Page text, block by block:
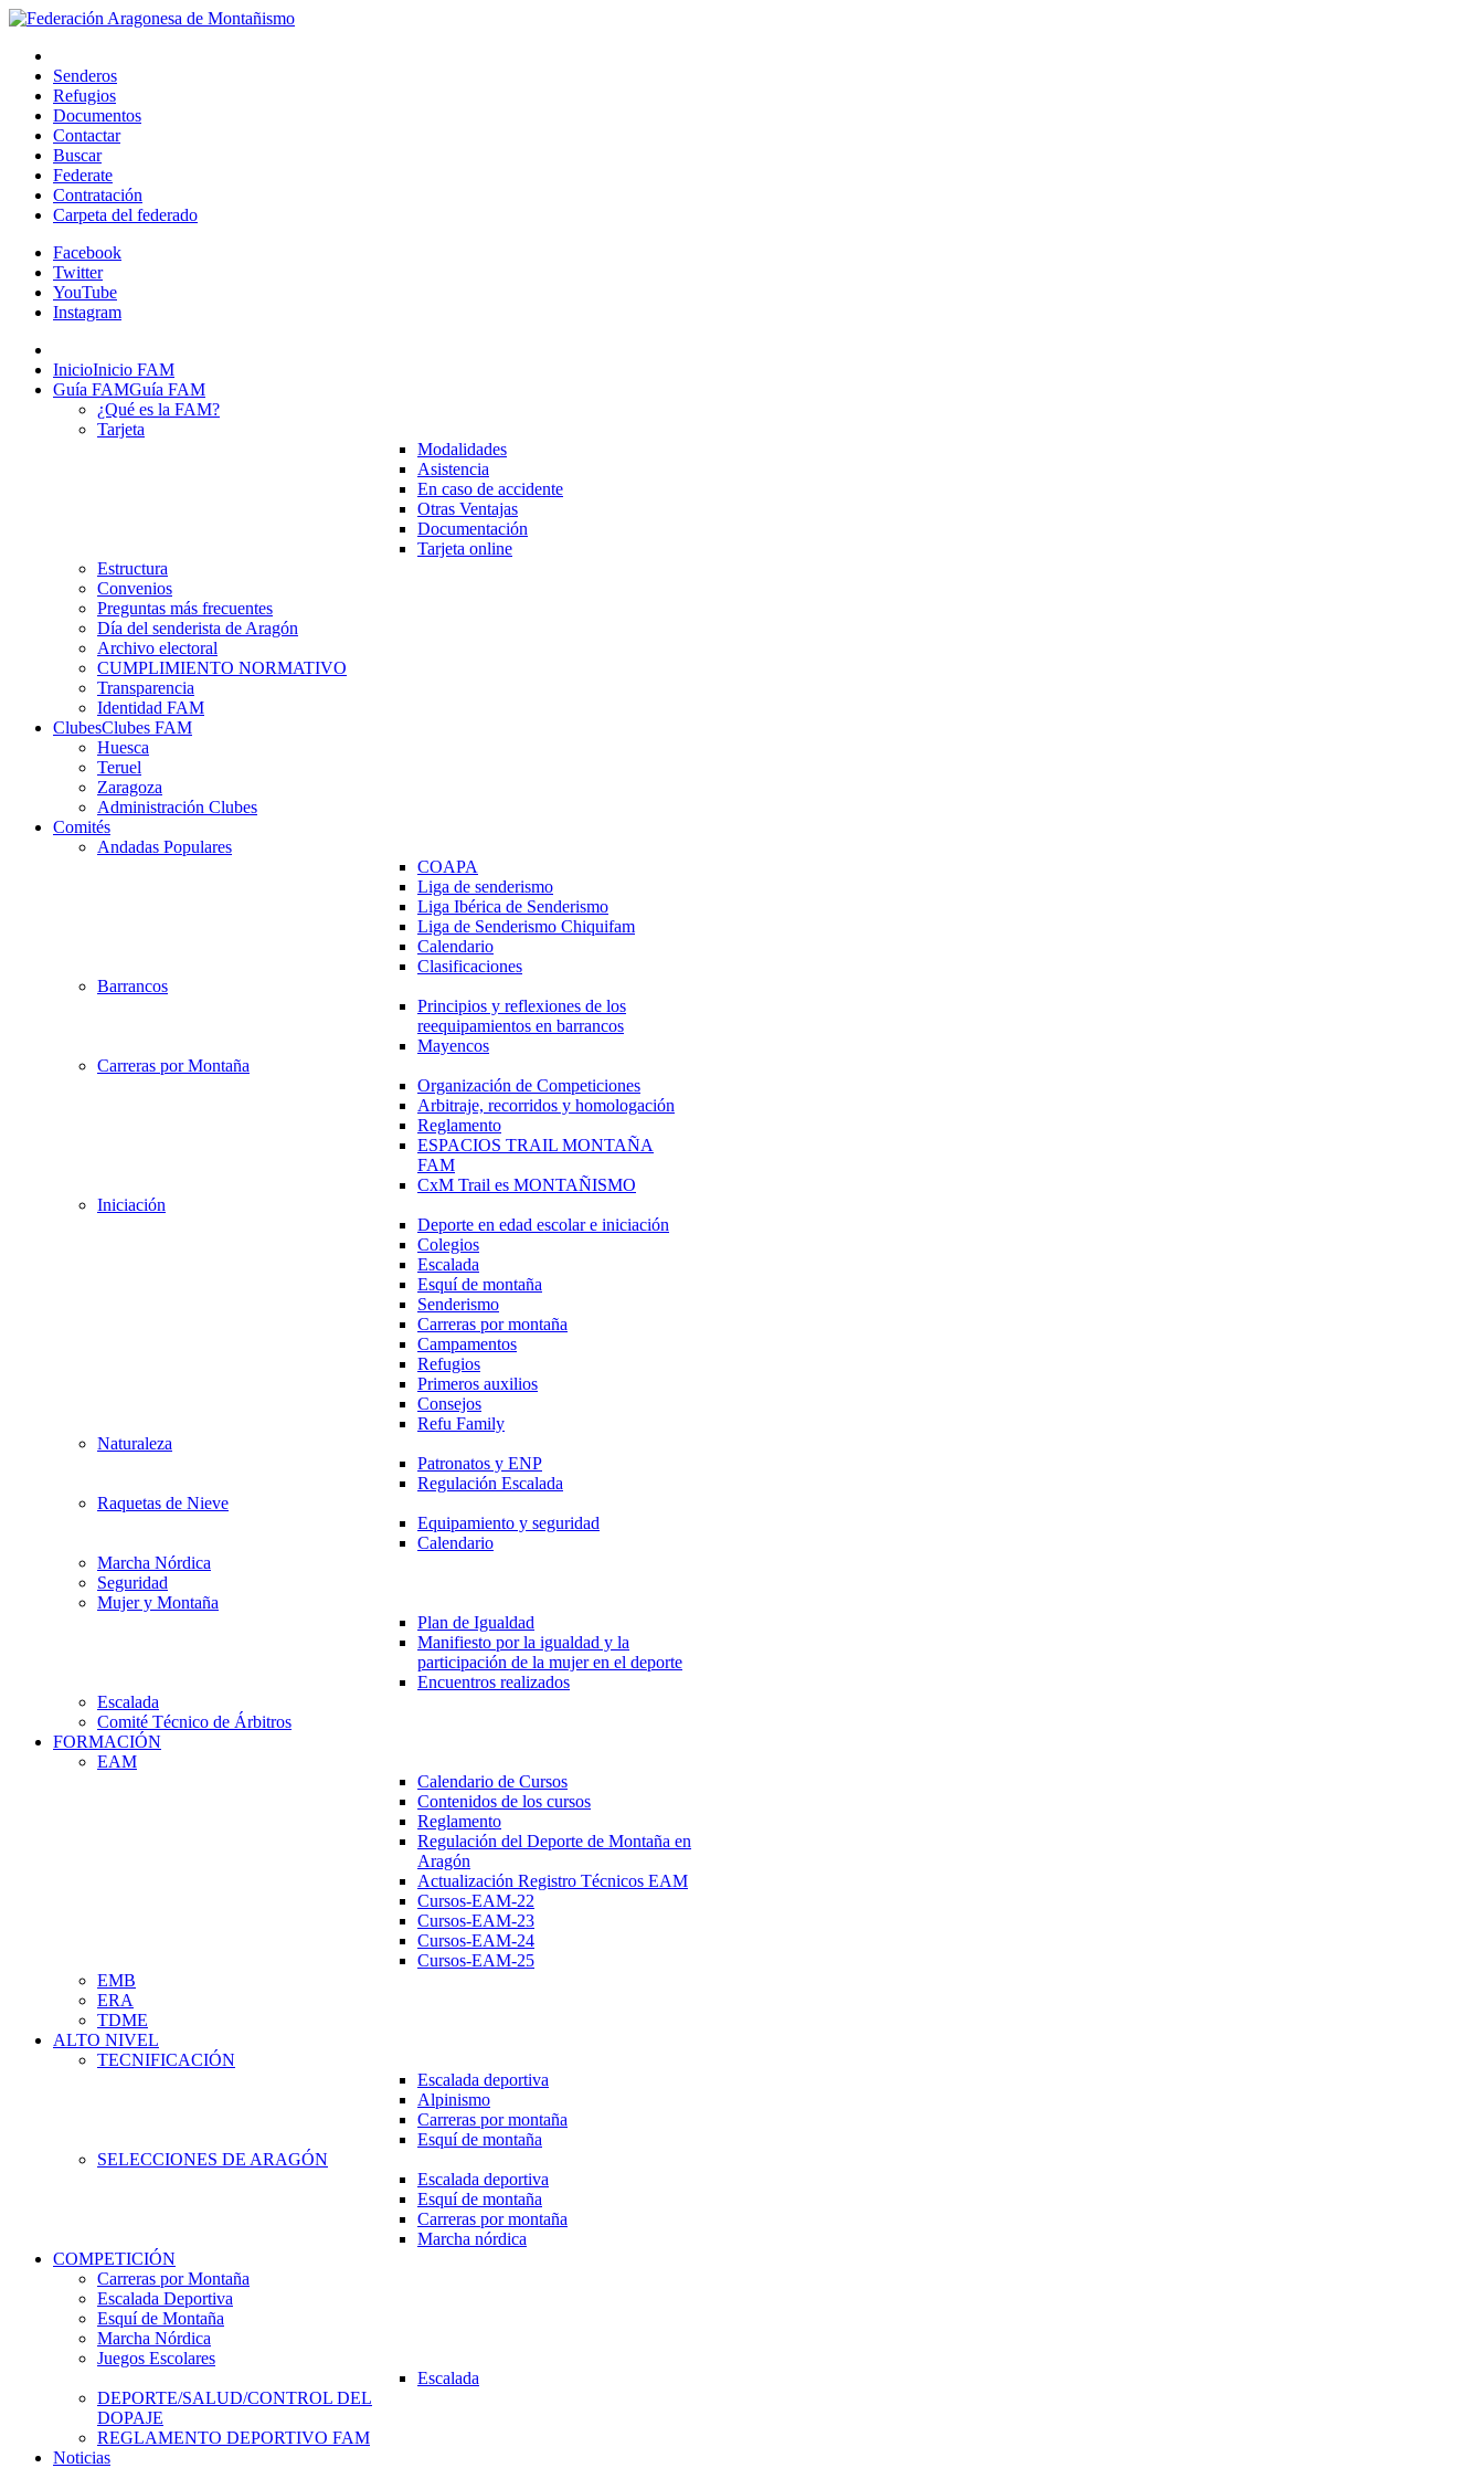
Senderos
Refugios
Documentos
Contactar
Buscar
Federate
Contratación
Carpeta del federado
Facebook
Twitter
YouTube
Instagram
InicioInicio FAM
Guía FAMGuía FAM
¿Qué es la FAM?
Tarjeta
Modalidades
Asistencia
En caso de accidente
Otras Ventajas
Documentación
Tarjeta online
Estructura
Convenios
Preguntas más frecuentes
Día del senderista de Aragón
Archivo electoral
CUMPLIMIENTO NORMATIVO
Transparencia
Identidad FAM
ClubesClubes FAM
Huesca
Teruel
Zaragoza
Administración Clubes
Comités
Andadas Populares
COAPA
Liga de senderismo
Liga Ibérica de Senderismo
Liga de Senderismo Chiquifam
Calendario
Clasificaciones
Barrancos
Principios y reflexiones de los
reequipamientos en barrancos
Mayencos
Carreras por Montaña
Organización de Competiciones
Arbitraje, recorridos y homologación
Reglamento
ESPACIOS TRAIL MONTAÑA
FAM
CxM Trail es MONTAÑISMO
Iniciación
Deporte en edad escolar e iniciación
Colegios
Escalada
Esquí de montaña
Senderismo
Carreras por montaña
Campamentos
Refugios
Primeros auxilios
Consejos
Refu Family
Naturaleza
Patronatos y ENP
Regulación Escalada
Raquetas de Nieve
Equipamiento y seguridad
Calendario
Marcha Nórdica
Seguridad
Mujer y Montaña
Plan de Igualdad
Manifiesto por la igualdad y la
participación de la mujer en el deporte
Encuentros realizados
Escalada
Comité Técnico de Árbitros
FORMACIÓN
EAM
Calendario de Cursos
Contenidos de los cursos
Reglamento
Regulación del Deporte de Montaña en
Aragón
Actualización Registro Técnicos EAM
Cursos-EAM-22
Cursos-EAM-23
Cursos-EAM-24
Cursos-EAM-25
EMB
ERA
TDME
ALTO NIVEL
TECNIFICACIÓN
Escalada deportiva
Alpinismo
Carreras por montaña
Esquí de montaña
SELECCIONES DE ARAGÓN
Escalada deportiva
Esquí de montaña
Carreras por montaña
Marcha nórdica
COMPETICIÓN
Carreras por Montaña
Escalada Deportiva
Esquí de Montaña
Marcha Nórdica
Juegos Escolares
Escalada
DEPORTE/SALUD/CONTROL DEL
DOPAJE
REGLAMENTO DEPORTIVO FAM
Noticias